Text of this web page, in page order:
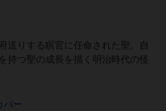
送りする瞑官に任命された聖。自
持つ聖の成長を描く明治時代の怪
バー